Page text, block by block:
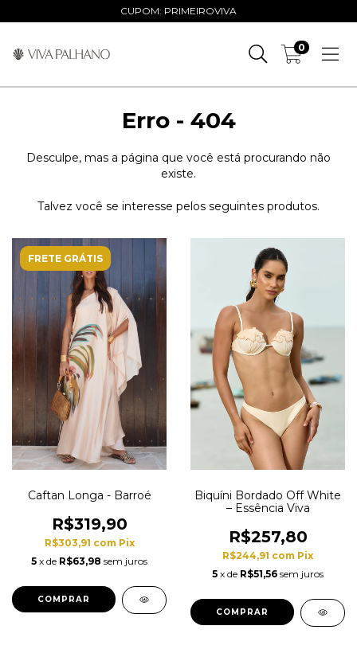
CUPOM: PRIMEIROVIVA
0
Erro - 404
Desculpe, mas a página que você está procurando não
existe.
Talvez você se interesse pelos seguintes produtos.
FRETE GRÁTIS
Caftan Longa - Barroé
R$319,90
R$303,91 com Pix
5 x de R$63,98 sem juros
COMPRAR
Biquíni Bordado Off White
– Essência Viva
R$257,80
R$244,91 com Pix
5 x de R$51,56 sem juros
COMPRAR